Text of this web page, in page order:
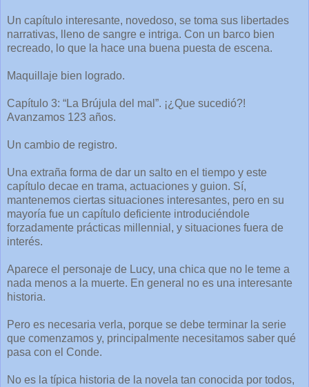
Un capítulo interesante, novedoso, se toma sus libertades
narrativas, lleno de sangre e intriga. Con un barco bien
recreado, lo que la hace una buena puesta de escena.
Maquillaje bien logrado.
Capítulo 3: “La Brújula del mal”. ¡¿Que sucedió?!
Avanzamos 123 años.
Un cambio de registro.
Una extraña forma de dar un salto en el tiempo y este
capítulo decae en trama, actuaciones y guion. Sí,
mantenemos ciertas situaciones interesantes, pero en su
mayoría fue un capítulo deficiente introduciéndole
forzadamente prácticas millennial, y situaciones fuera de
interés.
Aparece el personaje de Lucy, una chica que no le teme a
nada menos a la muerte. En general no es una interesante
historia.
Pero es necesaria verla, porque se debe terminar la serie
que comenzamos y, principalmente necesitamos saber qué
pasa con el Conde.
No es la típica historia de la novela tan conocida por todos,